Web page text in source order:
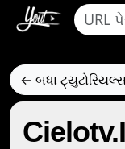
← બધા